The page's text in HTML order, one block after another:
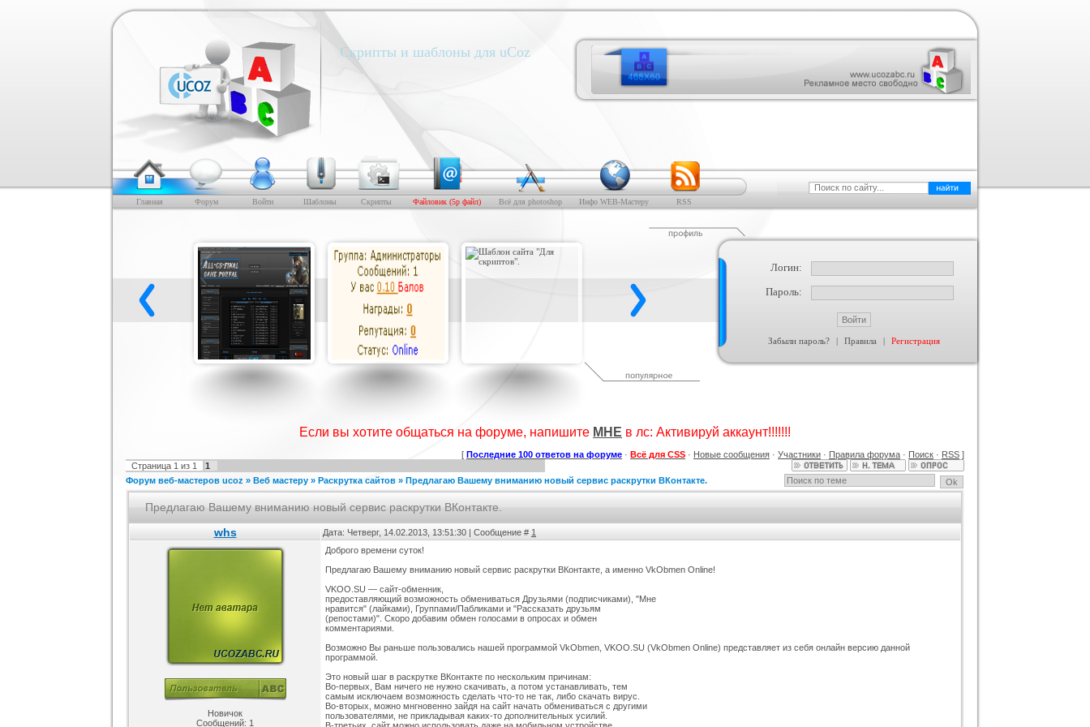
Скрипты и шаблоны для uCoz
Главная Форум Войти Шаблоны Скрипты Файловик (5р файл) Всё для photoshop Инфо WEB-Мастеру RSS
Шаблон сайта "Для скриптов".
Коллекция шаблонов № 1
(Музыка)
уходящего года
Категория :Ucoz
Категория :Игровые
ucoz
Категория :Игровые
Логин:
Пароль:
Забыли пароль? | Правила | Регистрация
Если вы хотите общаться на форуме, напишите МНЕ в лс: Активируй аккаунт!!!!!!!
[ Последние 100 ответов на форуме · Всё для CSS · Новые сообщения · Участники · Правила форума · Поиск · RSS ]
Страница 1 из 1
1
Форум веб-мастеров ucoz » Веб мастеру » Раскрутка сайтов » Предлагаю Вашему вниманию новый сервис раскрутки ВКонтакте.
Предлагаю Вашему вниманию новый сервис раскрутки ВКонтакте.
whs
Дата: Четверг, 14.02.2013, 13:51:30 | Сообщение # 1
Новичок
Сообщений: 1
Доброго времени суток!
Предлагаю Вашему вниманию новый сервис раскрутки ВКонтакте, а именно VkObmen Online!
VKOO.SU — сайт-обменник,
предоставляющий возможность обмениваться Друзьями (подписчиками), "Мне
нравится" (лайками), Группами/Пабликами и "Рассказать друзьям
(репостами)". Скоро добавим обмен голосами в опросах и обмен
комментариями.
Возможно Вы раньше пользовались нашей программой VkObmen, VKOO.SU (VkObmen Online) представляет из себя онлайн версию данной
программой.
Это новый шаг в раскрутке ВКонтакте по нескольким причинам:
Во-первых, Вам ничего не нужно скачивать, а потом устанавливать, тем
самым исключаем возможность сделать что-то не так, либо скачать вирус.
Во-вторых, можно мнгновенно зайдя на сайт начать обмениваться с другими
пользователями, не прикладывая каких-то дополнительных усилий.